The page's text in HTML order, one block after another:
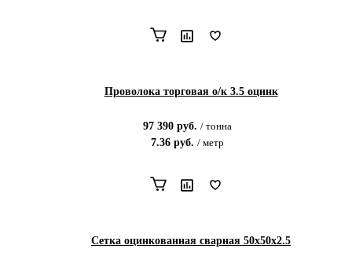
Проволока торговая о/к 3.5 оцинк
97 390руб. / тонна
7.36руб. / метр
Сетка оцинкованная сварная 50х50х2.5